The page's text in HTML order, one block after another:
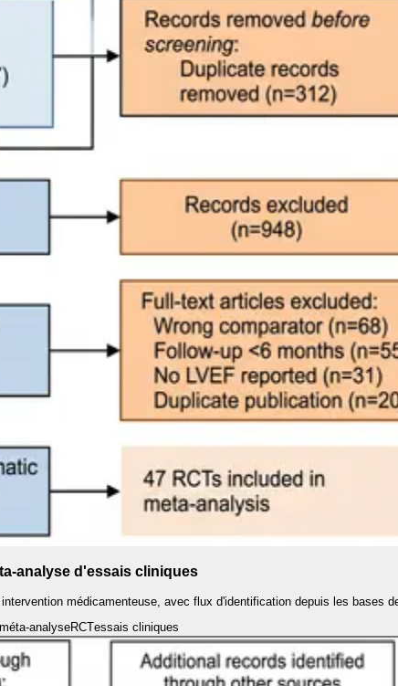
analyse d'essais cliniques
médicamenteuse, avec flux d'identification depuis les bases
méta-analyseRCTessais cliniques